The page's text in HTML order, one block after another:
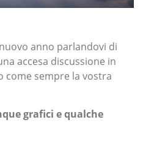
anno parlandovi di
accesa discussione in
come sempre la vostra
grafici e qualche